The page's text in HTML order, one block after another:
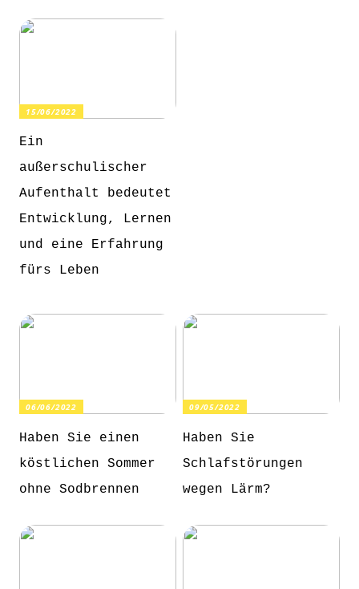
15/06/2022
Ein
außerschulischer
Aufenthalt bedeutet
Entwicklung, Lernen
und eine Erfahrung
fürs Leben
06/06/2022
Haben Sie einen
köstlichen Sommer
ohne Sodbrennen
09/05/2022
Haben Sie
Schlafstörungen
wegen Lärm?